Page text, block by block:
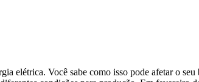
elétrica. Você sabe como isso pode afetar o